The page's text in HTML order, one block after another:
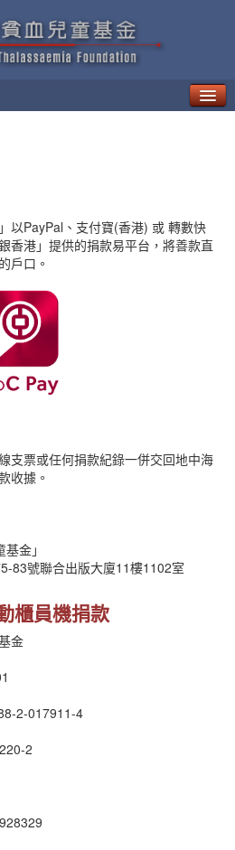
以PayPal、支付寶(香港) 或 轉數快
香港」提供的捐款易平台，將善款直
戶口。
支票或任何捐款紀錄一併交回地中海
收據。
金」
83號聯合出版大廈11樓1102室
櫃員機捐款
金
2-017911-4
2